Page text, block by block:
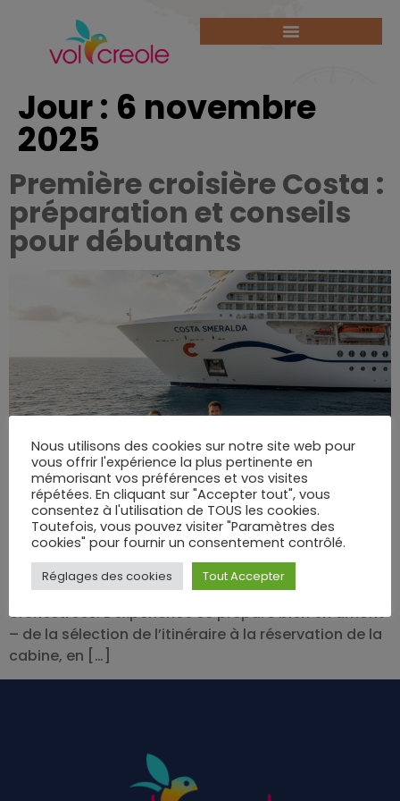
Jour : 6 novembre
2025
Première croisière Costa :
préparation et conseils
pour débutants
Échappée sur l’azur, parfum de sel et promesses
d’escales : une première croisière avec Costa
Croisières a la saveur d’un rite initiatique. Loin du
tumulte quotidien, ces parenthèses flottantes
mêlent grands horizons, confort et découvertes
orchestrées. L’expérience se prépare bien en amont
– de la sélection de l’itinéraire à la réservation de la
cabine, en […]
Nous utilisons des cookies sur notre site web pour
vous offrir l'expérience la plus pertinente en
mémorisant vos préférences et vos visites
répétées. En cliquant sur "Accepter tout", vous
consentez à l'utilisation de TOUS les cookies.
Toutefois, vous pouvez visiter "Paramètres des
cookies" pour fournir un consentement contrôlé.
Réglages des cookies Tout Accepter